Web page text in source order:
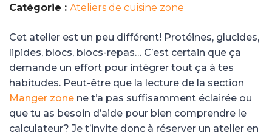
Catégorie : Ateliers de cuisine zone
Cet atelier est un peu différent! Protéines, glucides,
lipides, blocs, blocs-repas… C’est certain que ça
demande un effort pour intégrer tout ça à tes
habitudes. Peut-être que la lecture de la section
Manger zone ne t’a pas suffisamment éclairée ou
que tu as besoin d’aide pour bien comprendre le
calculateur? Je t’invite donc à réserver un atelier en